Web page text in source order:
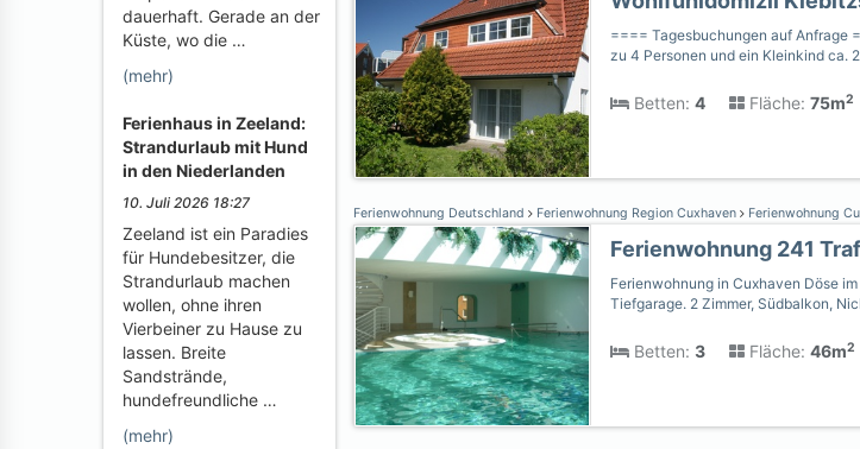
dauerhaft. Gerade an der
Küste, wo die …
(mehr)
Ferienhaus in Zeeland:
Strandurlaub mit Hund
in den Niederlanden
10. Juli 2026 18:27
Zeeland ist ein Paradies
für Hundebesitzer, die
Strandurlaub machen
wollen, ohne ihren
Vierbeiner zu Hause zu
lassen. Breite
Sandstrände,
hundefreundliche …
(mehr)
==== Tagesbuchungen auf Anfrage
zu 4 Personen und ein Kleinkind ca.
Betten: 4 Fläche: 75m2
Ferienwohnung Deutschland Ferienwohnung Region Cuxhaven Ferienwohnung
Ferienwohnung 241
Ferienwohnung in Cuxhaven Döse
Tiefgarage. 2 Zimmer, Südbalkon,
Betten: 3 Fläche: 46m2